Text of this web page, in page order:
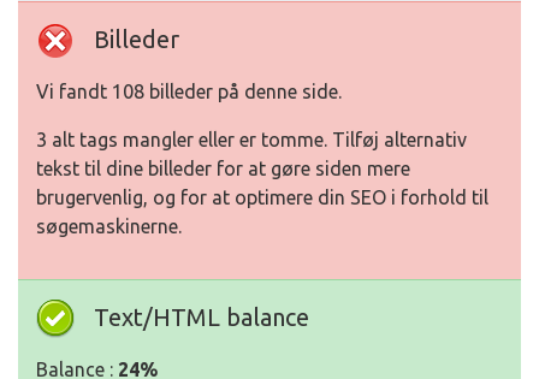
Billeder
Vi fandt 108 billeder på denne side.
3 alt tags mangler eller er tomme. Tilføj alternativ
tekst til dine billeder for at gøre siden mere
brugervenlig, og for at optimere din SEO i forhold til
søgemaskinerne.
Text/HTML balance
Balance : 24%